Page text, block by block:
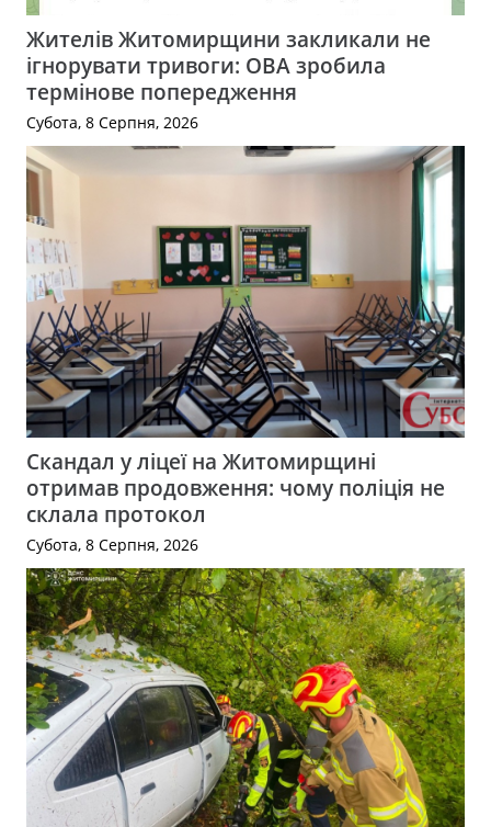
Жителів Житомирщини закликали не
ігнорувати тривоги: ОВА зробила
термінове попередження
Субота, 8 Серпня, 2026
Скандал у ліцеї на Житомирщині
отримав продовження: чому поліція не
склала протокол
Субота, 8 Серпня, 2026